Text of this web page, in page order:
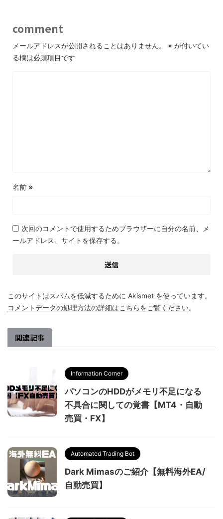
comment
メールアドレスが公開されることはありません。 ※ が付いてい
る欄は必須項目です
名前 ※
次回のコメントで使用するためブラウザーに自分の名前、メ
ールアドレス、サイトを保存する。
このサイトはスパムを低減するために Akismet を使っています。
コメントデータの処理方法の詳細はこちらをご覧ください。
関連記事
Information Corner
パソコンのHDDがメモリ不足になる
不具合に関しての覚書【MT4・自動
売買・FX】
Automated Trading Bot
Dark Mimasのご紹介【無料海外EA/
自動売買】